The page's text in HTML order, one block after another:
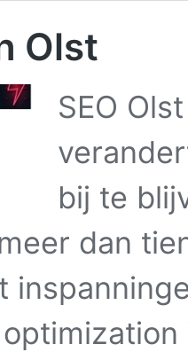
Olst
SEO
bij te
dan